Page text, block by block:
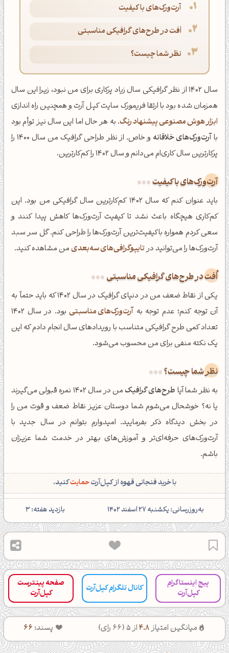
آرت‌ورک‌های با کیفیت
اُفت در طرح‌های گرافیکی مناسبتی
نظر شما چیست؟
سال 1402 از نظر گرافیکی سال زیاد پرکاری برای من نبود، زیرا این سال
همزمان شده بود با ارتقا فریمورک سایت کپل آرت و همچنین راه اندازی
ابزار هوش مصنوعی پیشنهاد رنگ. به هر حال اما این سال نیز توأم بود
باآرت‌ورک‌های خلاقانه
و خاص. از نظر طراحی گرافیک من سال 1400 را
پرکارترین سال کاری‌ام می‌دانم و سال 1402 را کم‌کارترین.
آرت‌ورک‌های با کیفیت
باید عنوان کنم که سال 1402 کم‌کارترین سال گرافیکی من بود. این
کم‌کاری هیچگاه باعث نشد تا کیفیت آرت‌ورک‌ها کاهش پیدا کنند و
سعی کردم همواره باکیفیت‌ترین آرت‌ورک‌ها را طراحی کنم. گل سر سبد
آرت‌ورک‌ها را می‌توانید درتایپوگرافی‌های سه‌بعدیمن مشاهده کنید.
اُفت در طرح‌های گرافیکی مناسبتی
یکی از نقاط ضعف من در دنیای گرافیک در سال 1402 که باید حتماً به
آن توجه کنم؛ عدم توجه به آرت‌ورک‌های مناسبتی
بود. در سال 1402
تعداد کمی طرح گرافیکی متناسب با رویدادهای سال انجام دادم که این
یک نکته منفی برای من محسوب می‌شود.
نظر شما چیست؟
به نظر شما آیا طرح‌های گرافیک
من در سال 1402 نمره قبولی می‌گیرند
یا نه؟ خوشحال می‌شوم شما دوستان عزیز نقاط ضعف و قوت من را
در بخش دیدگاه ذکر بفرمایید. امیدوارم بتوانم در سال جدید با
آرت‌‌ورک‌های حرفه‌ای‌تر و آموزش‌های بهتر در خدمت شما عزیزان
باشم.
با خرید فنجانی قهوه از کپل‌آرتحمایتکنید.
‌به‌روزرسانی: یکشنبه 27 اسفند 1402 بازدید هفته: 3
پیج اینستاگرام
کپل‌آرت
کانال تلگرام کپل‌آرت
صفحه پینترست
کپل‌آرت
میانگین امتیاز4.8از 5 ( 66 رای) پسند: 66